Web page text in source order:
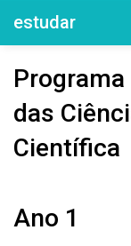
Navegação
estudar
Programa Doutoral em História
das
Científica
Ano 1